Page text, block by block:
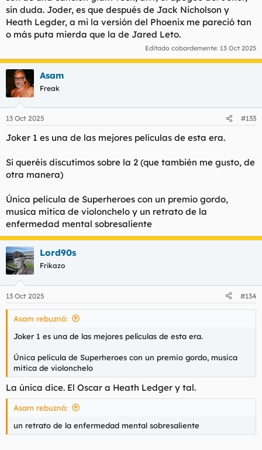
sin duda. Joder, es que después de Jack Nicholson y
Heath Legder, a mi la versión del Phoenix me pareció tan
o más puta mierda que la de Jared Leto.
Editado cobardemente: 13 Oct 2025
Asam
Freak
13 Oct 2025 #133
Joker 1 es una de las mejores películas de esta era.
Si queréis discutimos sobre la 2 (que también me gusto, de
otra manera)
Única pelicula de Superheroes con un premio gordo,
musica mitica de violonchelo y un retrato de la
enfermedad mental sobresaliente
Lord90s
Frikazo
13 Oct 2025 #134
Asam rebuznó:
Joker 1 es una de las mejores películas de esta era.
Única pelicula de Superheroes con un premio gordo, musica
mitica de violonchelo
La única dice. El Oscar a Heath Ledger y tal.
Asam rebuznó:
un retrato de la enfermedad mental sobresaliente